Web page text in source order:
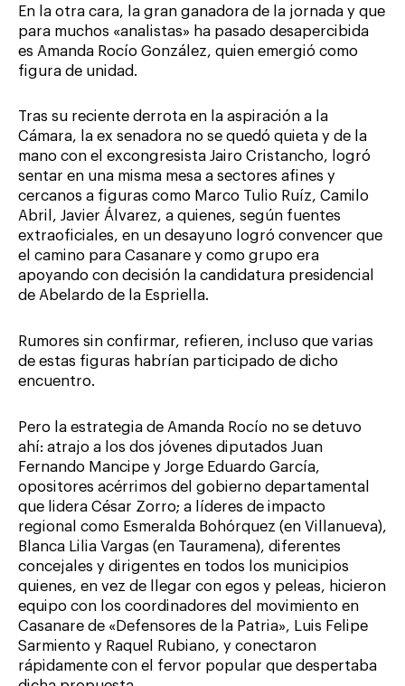
En la otra cara, la gran ganadora de la jornada y que
para muchos «analistas» ha pasado desapercibida
es Amanda Rocío González, quien emergió como
figura de unidad.
Tras su reciente derrota en la aspiración a la
Cámara, la ex senadora no se quedó quieta y de la
mano con el excongresista Jairo Cristancho, logró
sentar en una misma mesa a sectores afines y
cercanos a figuras como Marco Tulio Ruíz, Camilo
Abril, Javier Álvarez, a quienes, según fuentes
extraoficiales, en un desayuno logró convencer que
el camino para Casanare y como grupo era
apoyando con decisión la candidatura presidencial
de Abelardo de la Espriella.
Rumores sin confirmar, refieren, incluso que varias
de estas figuras habrían participado de dicho
encuentro.
Pero la estrategia de Amanda Rocío no se detuvo
ahí: atrajo a los dos jóvenes diputados Juan
Fernando Mancipe y Jorge Eduardo García,
opositores acérrimos del gobierno departamental
que lidera César Zorro; a líderes de impacto
regional como Esmeralda Bohórquez (en Villanueva),
Blanca Lilia Vargas (en Tauramena), diferentes
concejales y dirigentes en todos los municipios
quienes, en vez de llegar con egos y peleas, hicieron
equipo con los coordinadores del movimiento en
Casanare de «Defensores de la Patria», Luis Felipe
Sarmiento y Raquel Rubiano, y conectaron
rápidamente con el fervor popular que despertaba